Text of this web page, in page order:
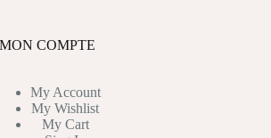
MON COMPTE
My Account
My Wishlist
My Cart